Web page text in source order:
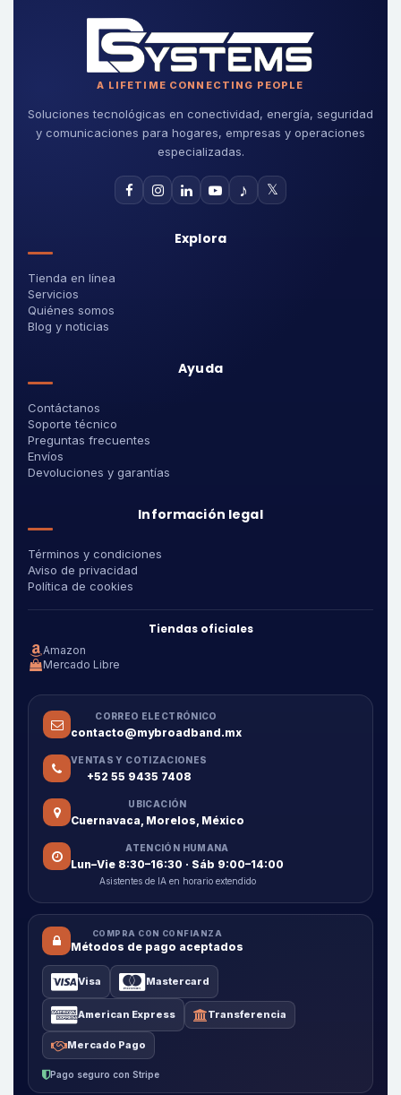
A LIFETIME CONNECTING PEOPLE
Soluciones tecnológicas en conectividad, energía, seguridad
y comunicaciones para hogares, empresas y operaciones
especializadas.
♪ 𝕏
Explora
Tienda en línea
Servicios
Quiénes somos
Blog y noticias
Ayuda
Contáctanos
Soporte técnico
Preguntas frecuentes
Envíos
Devoluciones y garantías
Información legal
Términos y condiciones
Aviso de privacidad
Política de cookies
Tiendas oficiales
Amazon
Mercado Libre
CORREO ELECTRÓNICO
contacto@mybroadband.mx
VENTAS Y COTIZACIONES
+52 55 9435 7408
UBICACIÓN
Cuernavaca, Morelos, México
ATENCIÓN HUMANA
Lun–Vie 8:30–16:30 · Sáb 9:00–14:00
Asistentes de IA en horario extendido
COMPRA CON CONFIANZA
Métodos de pago aceptados
Visa Mastercard
American Express Transferencia
Mercado Pago
Pago seguro con Stripe